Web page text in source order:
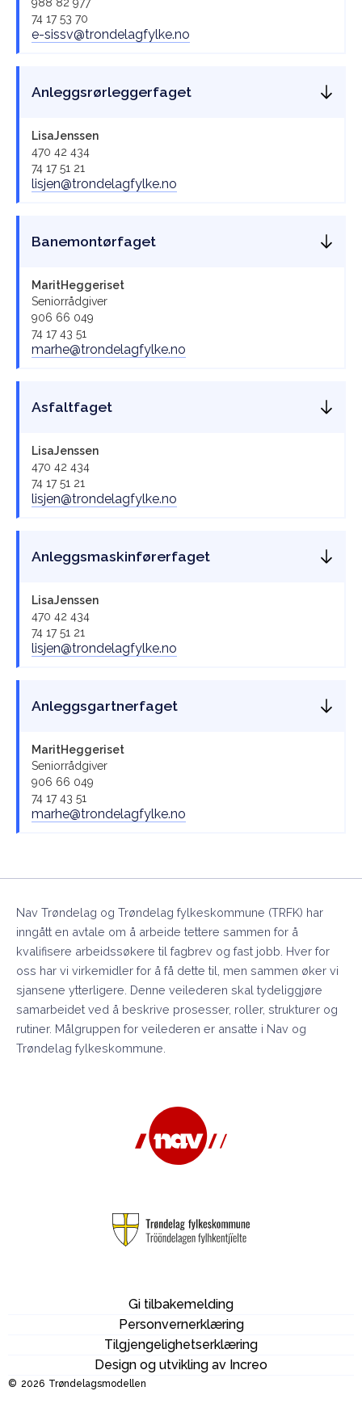
74 17 53 70
e-sissv@trondelagfylke.no
Anleggsrørleggerfaget
LisaJenssen
470 42 434
74 17 51 21
lisjen@trondelagfylke.no
Banemontørfaget
MaritHeggeriset
Seniorrådgiver
906 66 049
74 17 43 51
marhe@trondelagfylke.no
Asfaltfaget
LisaJenssen
470 42 434
74 17 51 21
lisjen@trondelagfylke.no
Anleggsmaskinførerfaget
LisaJenssen
470 42 434
74 17 51 21
lisjen@trondelagfylke.no
Anleggsgartnerfaget
MaritHeggeriset
Seniorrådgiver
906 66 049
74 17 43 51
marhe@trondelagfylke.no
Nav Trøndelag og Trøndelag fylkeskommune (TRFK) har
inngått en avtale om å arbeide tettere sammen for å
kvalifisere arbeidssøkere til fagbrev og fast jobb. Hver for
oss har vi virkemidler for å få dette til, men sammen øker vi
sjansene ytterligere. Denne veilederen skal tydeliggjøre
samarbeidet ved å beskrive prosesser, roller, strukturer og
rutiner. Målgruppen for veilederen er ansatte i Nav og
Trøndelag fylkeskommune.
Gi tilbakemelding
Personvernerklæring
Tilgjengelighetserklæring
Design og utvikling av Increo
© 2026 Trøndelagsmodellen